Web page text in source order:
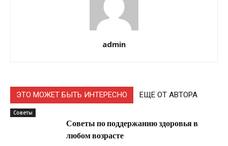
admin
ЭТО МОЖЕТ БЫТЬ ИНТЕРЕСНО ЕЩЕ ОТ АВТОРА
Советы
Советы по поддержанию здоровья в
любом возрасте